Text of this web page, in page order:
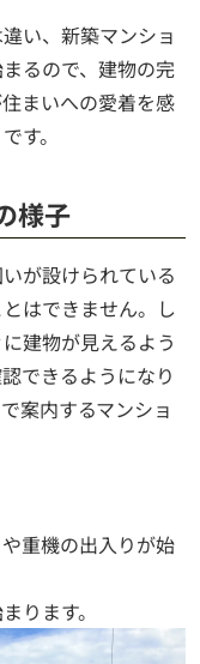
い、新築マンショ
るので、建物の完
まいへの愛着を感
す。
様子
が設けられている
はできません。し
建物が見えるよう
できるようになり
案内するマンショ
重機の出入りが始
ります。